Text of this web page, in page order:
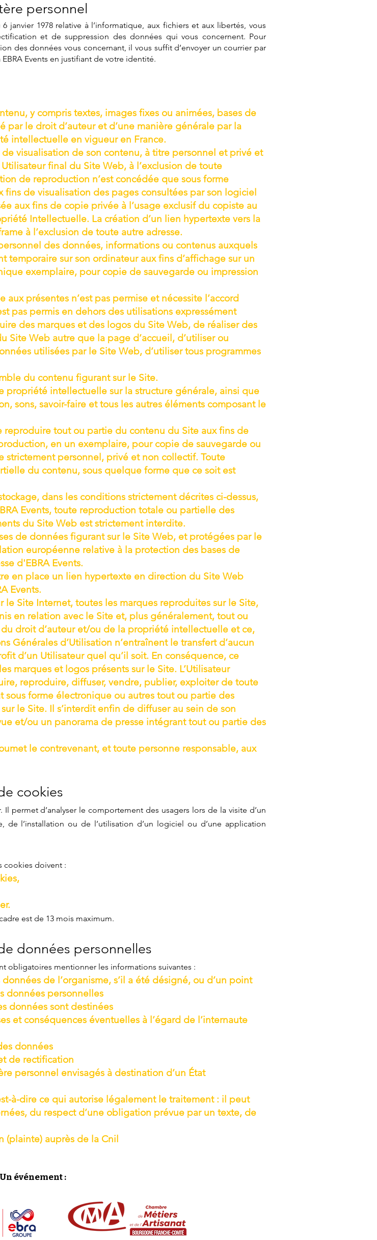
personnel
janvier 1978 relative à l’informatique, aux fichiers et aux libertés, vous
et de suppression des données qui vous concernent. Pour
des données vous concernant, il vous suffit d’envoyer un courrier par
Events en justifiant de votre identité.
y compris textes, images fixes ou animées, bases de
par le droit d’auteur et d’une manière générale par la
intellectuelle en vigueur en France.
visualisation de son contenu, à titre personnel et privé et
final du Site Web, à l’exclusion de toute
de reproduction n’est concédée que sous forme
fins de visualisation des pages consultées par son logiciel
aux fins de copie privée à l’usage exclusif du copiste au
Intellectuelle. La création d’un lien hypertexte vers la
à l’exclusion de toute autre adresse.
des données, informations ou contenus auxquels
temporaire sur son ordinateur aux fins d’affichage sur un
exemplaire, pour copie de sauvegarde ou impression
présentes n’est pas permise et nécessite l’accord
pas permis en dehors des utilisations expressément
des marques et des logos du Site Web, de réaliser des
Site Web autre que la page d’accueil, d’utiliser ou
utilisées par le Site Web, d’utiliser tous programmes
du contenu figurant sur le Site.
propriété intellectuelle sur la structure générale, ainsi que
sons, savoir-faire et tous les autres éléments composant le
reproduire tout ou partie du contenu du Site aux fins de
en un exemplaire, pour copie de sauvegarde ou
strictement personnel, privé et non collectif. Toute
du contenu, sous quelque forme que ce soit est
dans les conditions strictement décrites ci-dessus,
Events, toute reproduction totale ou partielle des
du Site Web est strictement interdite.
de données figurant sur le Site Web, et protégées par le
européenne relative à la protection des bases de
d'EBRA Events.
en place un lien hypertexte en direction du Site Web
Events.
le Site Internet, toutes les marques reproduites sur le Site,
en relation avec le Site et, plus généralement, tout ou
droit d’auteur et/ou de la propriété intellectuelle et ce,
Générales d’Utilisation n’entraînent le transfert d’aucun
d’un Utilisateur quel qu’il soit. En conséquence, ce
marques et logos présents sur le Site. L’Utilisateur
reproduire, diffuser, vendre, publier, exploiter de toute
forme électronique ou autres tout ou partie des
le Site. Il s’interdit enfin de diffuser au sein de son
et/ou un panorama de presse intégrant tout ou partie des
le contrevenant, et toute personne responsable, aux
cookies
permet d’analyser le comportement des usagers lors de la visite d’un
l’installation ou de l’utilisation d’un logiciel ou d’une application
cookies doivent :
est de 13 mois maximum.
données personnelles
obligatoires mentionner les informations suivantes :
de l’organisme, s’il a été désigné, ou d’un point
données personnelles
données sont destinées
et conséquences éventuelles à l’égard de l’internaute
données
de rectification
personnel envisagés à destination d’un État
à-dire ce qui autorise légalement le traitement : il peut
du respect d’une obligation prévue par un texte, de
(plainte) auprès de la Cnil
Un événement :